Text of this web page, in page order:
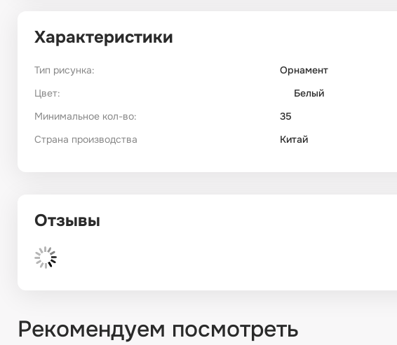
Характеристики
Тип рисунка:
Орнамент
Цвет:
Белый
Минимальное кол-во:
35
Страна производства
Китай
Отзывы
Рекомендуем посмотреть